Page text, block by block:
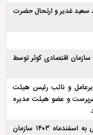
سعید غدیر و ارتحال حضرت
اقتصادی کوثر توسط
و نائب رئیس هیئت
سرپرست و عضو هیئت مدیره
مجمع عمومی عادی بطور فوق‌العاده سال مالی منتهی به اسفند‌ماه ۱۴۰۳ سازمان